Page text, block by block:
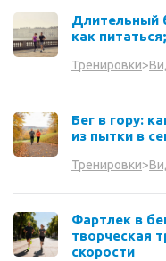
Длительный
как
Тренировки>
Бег в гору:
из пытки в
Тренировки>
Фартлек в
творческая
скорости